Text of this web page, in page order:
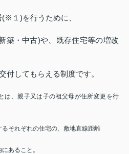
(※１ )を行うために、
築・中古)や、既存住宅等の増改
付してもらえる制度です。
は、親子又は子の祖父母が住所変更を行
それぞれの住宅の、敷地直線距離
あること。